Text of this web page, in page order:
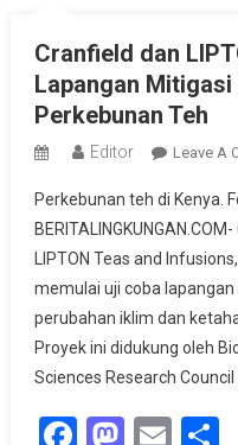
Cranfield dan
Lapangan
Perkebunan Teh
Editor Leave A
Perkebunan teh di Kenya.
LIPTON Teas and
memulai uji coba
perubahan iklim dan
Proyek ini didukung oleh
Sciences Research Council
Facebook